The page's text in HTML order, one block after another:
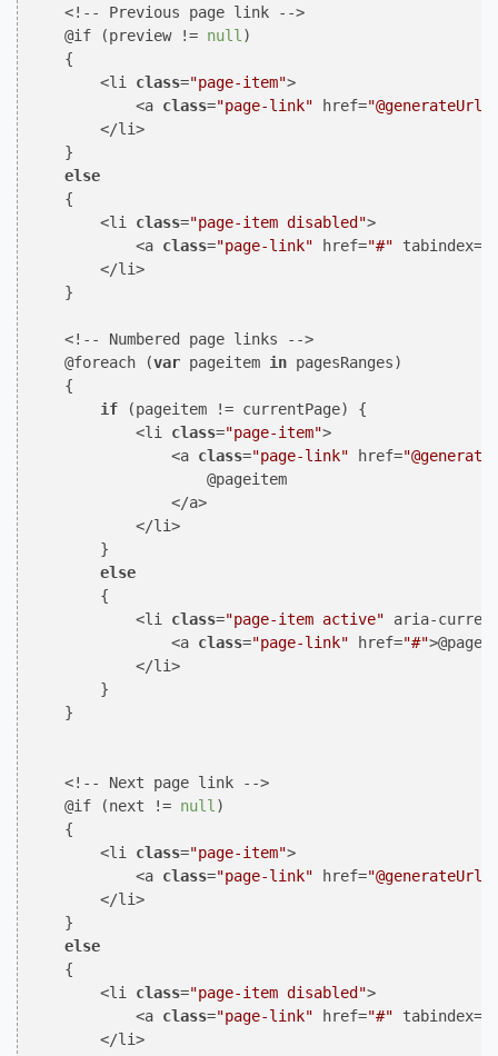
    <!-- Previous page link -->
    @if (preview !=
null )
    {
        <li
class="page-item">
            <a
class="page-link" href=
        </li>
    }
else
    {
        <li
class="page-item disabled">
            <a
class="page-link" href="#" tabindex=
        </li>
    }
    <!-- Numbered page links -->
    @foreach (
var pageitem in pagesRanges)
    {
if (pageitem != currentPage) {
            <li
class="page-item">
                <a
class="page-link" href=
                    @pageitem
                </a>
            </li>
        }
else
        {
            <li
class="page-item active" aria-
                <a
class="page-link" href="#"
            </li>
        }
    }
    <!-- Next page link -->
    @if (next !=
null )
    {
        <li
class="page-item">
            <a
class="page-link" href=
        </li>
    }
else
    {
        <li
class="page-item disabled">
            <a
class="page-link" href="#" tabindex=
        </li>